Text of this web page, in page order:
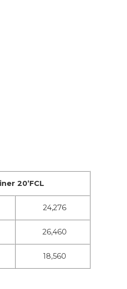
20’FCL
24,276
26,460
18,560